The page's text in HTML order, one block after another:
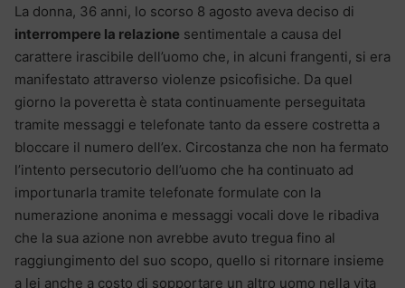
La donna, 36 anni, lo scorso 8 agosto aveva deciso di
interrompere la relazione sentimentale a causa del
carattere irascibile dell’uomo che, in alcuni frangenti, si era
manifestato attraverso violenze psicofisiche. Da quel
giorno la poveretta è stata continuamente perseguitata
tramite messaggi e telefonate tanto da essere costretta a
bloccare il numero dell’ex. Circostanza che non ha fermato
l’intento persecutorio dell’uomo che ha continuato ad
importunarla tramite telefonate formulate con la
numerazione anonima e messaggi vocali dove le ribadiva
che la sua azione non avrebbe avuto tregua fino al
raggiungimento del suo scopo, quello si ritornare insieme
a lei anche a costo di sopportare un altro uomo nella vita